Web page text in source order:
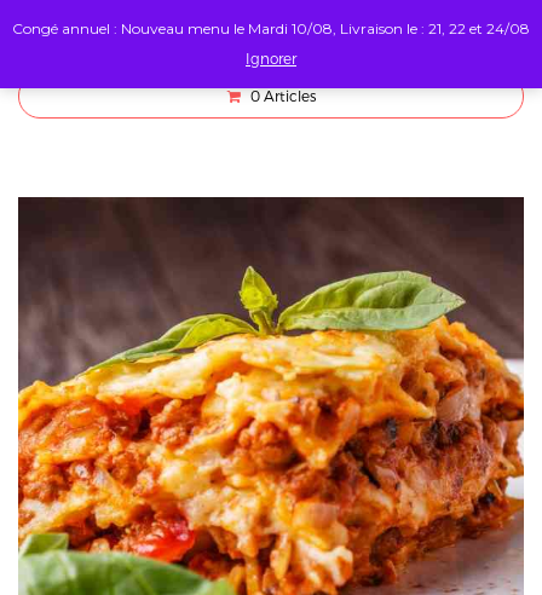
0 Articles
Congé annuel : Nouveau menu le Mardi 10/08, Livraison le : 21, 22 et 24/08
Ignorer